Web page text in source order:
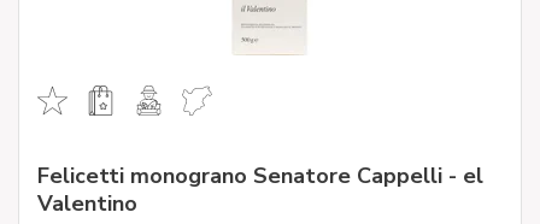
Felicetti monograno Senatore Cappelli - el
Valentino